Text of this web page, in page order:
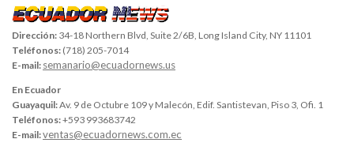
Dirección: 34-18 Northern Blvd, Suite 2/6B, Long Island City, NY 11101
Teléfonos: (718) 205-7014
E-mail: semanario@ecuadornews.us
En Ecuador
Guayaquil:Av. 9 de Octubre 109 y Malecón, Edif. Santistevan, Piso 3, Ofi. 1
Teléfonos:+593 993683742
E-mail:ventas@ecuadornews.com.ec